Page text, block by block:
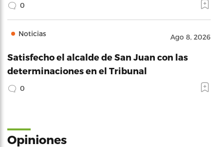
0
Noticias Ago 8, 2026
Satisfecho el alcalde de San Juan con las
determinaciones en el Tribunal
0
Opiniones